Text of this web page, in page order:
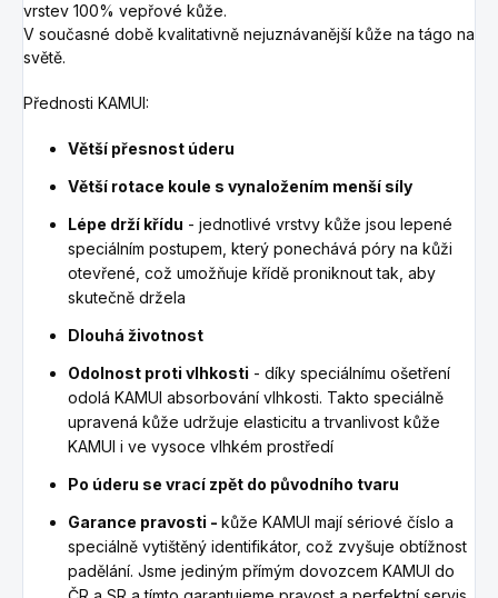
vrstev 100% vepřové kůže.
V současné době kvalitativně nejuznávanější kůže na tágo na
světě.
Přednosti KAMUI:
Větší přesnost úderu
Větší rotace koule s vynaložením menší síly
Lépe drží křídu - jednotlivé vrstvy kůže jsou lepené
speciálním postupem, který ponechává póry na kůži
otevřené, což umožňuje křídě proniknout tak, aby
skutečně držela
Dlouhá životnost
Odolnost proti vlhkosti - díky speciálnímu ošetření
odolá KAMUI absorbování vlhkosti. Takto speciálně
upravená kůže udržuje elasticitu a trvanlivost kůže
KAMUI i ve vysoce vlhkém prostředí
Po úderu se vrací zpět do původního tvaru
Garance pravosti - kůže KAMUI mají sériové číslo a
speciálně vytištěný identifikátor, což zvyšuje obtížnost
padělání. Jsme jediným přímým dovozcem KAMUI do